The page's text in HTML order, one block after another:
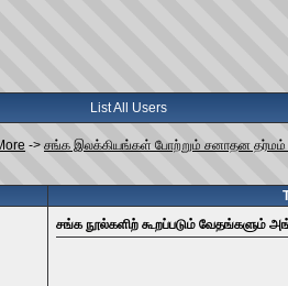
List All Users
-> சங்க இலக்கியங்கள் போற்றும் சனாதன தர்மம்
சங்க நூல்களிற் கூறப்படும் வேதங்களும்